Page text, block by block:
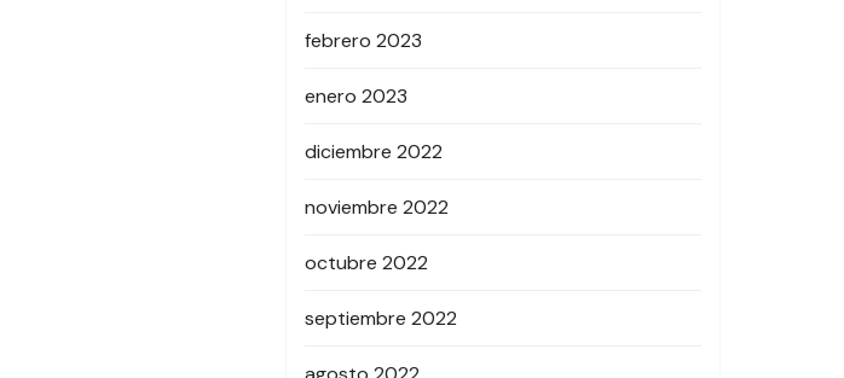
febrero 2023
enero 2023
diciembre 2022
noviembre 2022
octubre 2022
septiembre 2022